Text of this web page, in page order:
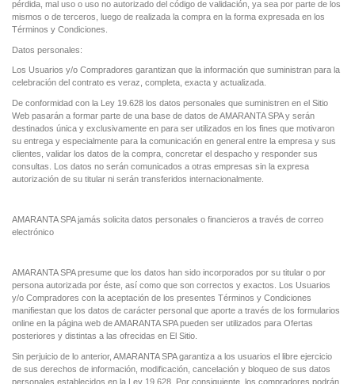
pérdida, mal uso o uso no autorizado del código de validación, ya sea por parte de los
mismos o de terceros, luego de realizada la compra en la forma expresada en los
Términos y Condiciones.
Datos personales:
Los Usuarios y/o Compradores garantizan que la información que suministran para la
celebración del contrato es veraz, completa, exacta y actualizada.
De conformidad con la Ley 19.628 los datos personales que suministren en el Sitio
Web pasarán a formar parte de una base de datos de AMARANTA SPA y serán
destinados única y exclusivamente en para ser utilizados en los fines que motivaron
su entrega y especialmente para la comunicación en general entre la empresa y sus
clientes, validar los datos de la compra, concretar el despacho y responder sus
consultas. Los datos no serán comunicados a otras empresas sin la expresa
autorización de su titular ni serán transferidos internacionalmente.
AMARANTA SPA jamás solicita datos personales o financieros a través de correo
electrónico
AMARANTA SPA presume que los datos han sido incorporados por su titular o por
persona autorizada por éste, así como que son correctos y exactos. Los Usuarios
y/o Compradores con la aceptación de los presentes Términos y Condiciones
manifiestan que los datos de carácter personal que aporte a través de los formularios
online en la página web de AMARANTA SPA pueden ser utilizados para Ofertas
posteriores y distintas a las ofrecidas en El Sitio.
Sin perjuicio de lo anterior, AMARANTA SPA garantiza a los usuarios el libre ejercicio
de sus derechos de información, modificación, cancelación y bloqueo de sus datos
personales establecidos en la Ley 19.628. Por consiguiente, los compradores podrán